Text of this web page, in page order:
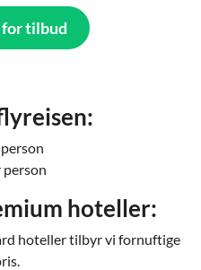
tilbud
person
hoteller:
hoteller tilbyr vi fornuftige